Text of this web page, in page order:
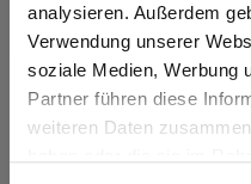
analysieren. Außerdem
Verwendung unserer
soziale Medien, Werbung
Partner führen diese
weiteren Daten
Are you based in
Go to the Fundermax